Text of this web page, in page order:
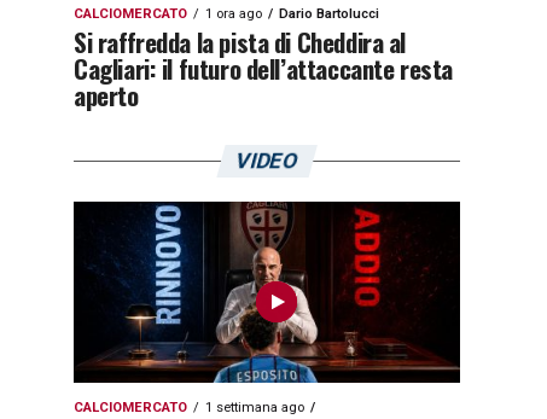
CALCIOMERCATO 1 ora ago Dario Bartolucci
Si raffredda la pista di Cheddira al
Cagliari: il futuro dell’attaccante resta
aperto
VIDEO
CALCIOMERCATO 1 settimana ago